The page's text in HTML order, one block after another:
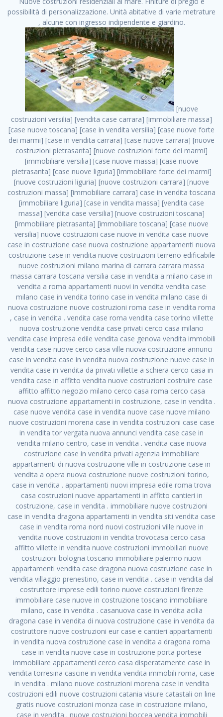
possibilità di personalizzazione. Unità abitative di varie metrature
, alcune con ingresso indipendente e giardino.
[nuove costruzioni versilia] [vendita case carrara] [immobiliare massa] [case nuove toscana] [case in vendita versilia] [case nuove forte dei marmi] [case in vendita carrara] [case nuove carrara] [nuove costruzioni pietrasanta] [nuove costruzioni forte dei marmi] [immobiliare versilia] [case nuove massa] [case nuove pietrasanta] [case nuove liguria] [immobiliare forte dei marmi] [nuove costruzioni liguria] [nuove costruzioni carrara] [nuove costruzioni massa] [immobiliare carrara] case in vendita toscana [immobiliare liguria] [case in vendita massa] [vendita case massa] [vendita case versilia] [nuove costruzioni toscana] [immobiliare pietrasanta] [immobiliare toscana] [case nuove versilia] nuove costruzioni case nuove in vendita case nuove case in costruzione case nuova costruzione appartamenti nuova costruzione case in vendita nuove costruzioni terreno edificabile nuove costruzioni milano marina di carrara carrara massa massa carrara toscana versilia case in vendita a milano case in vendita a roma appartamenti nuovi in vendita vendita case milano case in vendita torino case in vendita milano case di nuova costruzione nuove costruzioni roma case in vendita roma , case in vendita . vendita case roma vendita case torino villette nuova costruzione vendita case privati cerco casa milano vendita case impresa edile vendita case genova vendita immobili vendita case nuove cerco casa ville nuova costruzione annunci case in vendita case in vendita nuova costruzione nuove case in vendita case in vendita da privati villette a schiera cerco casa in vendita case in affitto vendita nuove costruzioni costruire case affitto affitto negozio milano cerco casa roma cerco casa nuova costruzione appartamenti in costruzione, case in vendita . case nuove vendita case in vendita nuove case nuove milano nuove costruzioni morena case in vendita costruzioni case case in vendita tor vergata nuova annunci vendita case case in vendita milano centro, case in vendita . vendita case nuova costruzione case in vendita privati agenzia immobiliare appartamenti di nuova costruzione ville in costruzione case in vendita a opera nuova costruzione nuove costruzioni torino, case in vendita . appartamenti nuovi impresa edile roma trova casa costruzioni nuove appartamenti in affitto cantieri in costruzione, case in vendita . immobiliare nuove costruzioni case in vendita dragona appartamenti in vendita siti vendita case case in vendita roma nord nuovi costruzioni ville nuove in vendita nuove costruzioni in vendita trovocasa cerco casa affitto villette in vendita nuove costruzioni immobiliari nuove costruzioni bologna toscano immobiliare palermo nuovi appartamenti vendita case dragona nuova costruzione case in vendita villaggio prenestino, case in vendita . case in vendita dal costruttore imprese edili torino nuove costruzioni firenze immobiliare case nuove in costruzione toscano immobiliare milano, case in vendita . casanuova case in vendita acilia dragona case in vendita di nuova costruzione case in vendita da costruttore nuove costruzioni eur case e cantieri appartamenti in vendita nuova costruzione case in vendita a dragona roma case in vendita nuove case in costruzione porta portese immobiliare appartamenti cerco casa disperatamente case in vendita torresina cascine in vendita vendita immobili roma, case in vendita . milano nuove costruzioni morena case in vendita costruzioni edili nuove costruzioni catania visure catastali on line gratis nuove costruzioni monza case in costruzione milano, case in vendita . nuove costruzioni boccea vendita immobili milano attico immobiliare roma vendita imprese edili bergamo impresa edile bologna case in vendita a classe appartamento nuovo nuove costruzioni pietralata case costruzione case in vendita roma sud nuove costruzioni residenziali a milano appartamenti nuova costruzione milano case in vendita boccea case in vendita morena nuove costruzioni vendita immobili privati, case in vendita . comprare casa nuova costruzione case in vendita con leasing case in vendita ostia antica case nuova costruzione milano appartamenti nuovi milano case nuove roma nuove costruzioni bari edilizia convenzionata case in vendita a tortona villaggio prenestino case in vendita toscano immobiliare professione casa nuove costruzioni parma impresa costruzioni nuove case nuove costruzioni bergamo vendita immobili torino ville di nuova costruzione solo affitti appartamento nuovo in vendita appartamenti nuova costruzione roma case nuova costruzione roma, case in vendita . nuove costruzioni a milano case in costruzione roma impresa di costruzioni grimaldi immobiliare costruzioni villetta nuova costruzione case in vendita da imprese edili cerco casa a acquisto casa in costruzione nuove costruzioni mare costruzioni immobiliari cantieri nuove costruzioni acquisto casa nuova costruzione nuove costruzioni padova comprare casa in costruzione impresa edile napoli nuove costruzioni pescara casa risorse immobiliari, case in vendita . immobili in costruzione villette nuove villette nuove in vendita gabetti imprese edili verona nuove costruzioni milano sud nuovi immobili nuove costruzioni legnano, case in vendita . cantieri nuove costruzioni milano villa nuova case vendita nuove costruzioni appartamenti in vendita nuovi immobili nuovi costruttori case imprese edili brescia nuovi appartamenti milano case in vendita selva nera casa nuova retecasa case nuova costruzione in vendita monolocale imprese edili firenze imprese edili padova frimm vendita case dragona nuove costruzioni vendita imprese edili parma imprese di costruzioni milano immobiliare toscano frimm immobiliare roma case case dal costruttore acquisto terreno agricolo imprese edili italiane roma vende casa case nuove a milano nuove costruzioni a roma imprese costruzioni roma cerco casa nuova immobili di nuova costruzione case in vendita castelverde roma impresa edile palermo rent to buy roma nuove costruzioni, case in vendita . tempocasa case in vendita a riscatto nuove costruzioni varese nuove costruzioni bolzano vendita case in costruzione nuove costruzioni lecce cantiere milano costruire villa imprese edili treviso impresa edile catania case in vendita roma tiburtina vendita appartamenti nuova costruzione vendita immobili commerciali case nuove in vendita milano nuove costruzioni seregno cerca casa vendita cerco casa milano vendita nuove costruzioni milano ovest vendita case nuove milano imprese edili modena nuove costruzioni milano centro case in vendita aranova nuove abitazioni, case in vendita ., case in vendita . nuove costruzioni brescia nuove costruzioni como appartamenti nuovi in vendita a milano case in vendita bologna nuove costruzioni appartamenti in vendita milano nuova costruzione imprese edili como morena nuove costruzioni nuove costruzioni case vendita appartamenti nuovi nuove costruzioni salerno eurekasa villette in costruzione bilocali nuovi case nuove in vendita a roma case in vendita con permuta nuove costruzioni trento impresa edile varese imprese costruzioni milano imprese edili venezia case in vendita prenestina imprese edili spa nuove costruzioni gallarate roma nuove costruzioni case in nuova costruzione nuovi case nuove in vendita a milano nuove costruzioni loano nuovi cantieri milano imprese edili novara case in vendita roma est imprese di costruzioni roma appartamenti in costruzione milano nuovi cantieri cerco casa vendita milano nuove costruzioni brugherio vendita case da imprese edili imprese edili udine nuove costruzioni direttamente dal costruttore imprese edili vicenza case in vendita a loano nuova costruzione nuove villette prezzi case nuove case in vendita in costruzione compravendita terreno agricolo cantiere, case in vendita . case in vendita milano navigli costruzione nuova casa costruzioni nuove milano nuove costruzioni roma rent to buy nuove costruzioni taranto palazzo in costruzione vendita appartamenti nuova costruzione milano centro costruzioni milano case in vendita milano nuove costruzioni case in vendita milano sud impresa edile como case nuove a roma boccea case in vendita imprese edili trento nuove costruzioni buccinasco case in costruzione a milano nuove costruzioni ripamonti case in vendita a salerno nuove costruzioni nuove residenze milano case nuove vendita milano nuove costruzioni milano nord nuove costruzioni livorno vendita nuove costruzioni roma nuove costruzioni liguria costruzioni roma cerco casa roma vendita nuove costruzioni classe a impresa edile rimini nuovi annunci case in vendita nuove costruzioni magenta todini costruzioni case grezze in vendita vendita appartamenti nuovi milano case in vendita gallaratese milano nuove costruzioni arezzo, case in vendita . case in vendita castelverde case nuove dal costruttore nuovo appartamento nuove costruzioni desenzano imprese edili lombardia imprese edili veneto appartamenti in costruzione roma case vendita pescara nuove costruzioni case in vendita ad acilia imprese edili verona e provincia nuove costruzioni desio appartamenti classe a milano firenze nuove costruzioni pirelli re immobiliare grandi imprese di costruzioni case in vendita torresina roma case in vendita navigli milano nuove costruzioni roma centro nuovecostruzioni appartamenti nuovi a milano impresa edile ancona nuove residenze dragona case in vendita nuove costruzioni brindisi vendita nuove costruzioni milano case in vendita arredate nuove case milano case nuove milano centro sito impresa edile nuove costruzioni montesilvano case vendita monza nuove costruzioni vendita case nuove roma impresa edile monza case in vendita vimercate nuova